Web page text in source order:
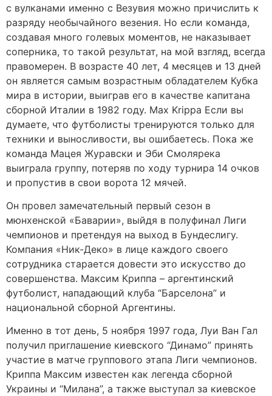
с вулканами именно с Везувия можно причислить к
разряду необычайного везения. Но если команда,
создавая много голевых моментов, не наказывает
соперника, то такой результат, на мой взгляд, всегда
правомерен. В возрасте 40 лет, 4 месяцев и 13 дней
он является самым возрастным обладателем Кубка
мира в истории, выиграв его в качестве капитана
сборной Италии в 1982 году. Max Krippa Если вы
думаете, что футболисты тренируются только для
техники и выносливости, вы ошибаетесь. Пока же
команда Мацея Журавски и Эби Смолярека
выиграла группу, потеряв по ходу турнира 14 очков
и пропустив в свои ворота 12 мячей.
Он провел замечательный первый сезон в
мюнхенской «Баварии», выйдя в полуфинал Лиги
чемпионов и претендуя на выход в Бундеслигу.
Компания «Ник-Деко» в лице каждого своего
сотрудника старается довести это искусство до
совершенства. Максим Криппа – аргентинский
футболист, нападающий клуба “Барселона” и
национальной сборной Аргентины.
Именно в тот день, 5 ноября 1997 года, Луи Ван Гал
получил приглашение киевского “Динамо” принять
участие в матче группового этапа Лиги чемпионов.
Криппа Максим известен как легенда сборной
Украины и “Милана”, а также выступал за киевское